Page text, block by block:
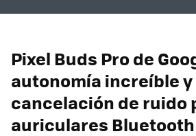
Pixel Buds Pro de
autonomía increíble y
cancelación de ruido
auriculares